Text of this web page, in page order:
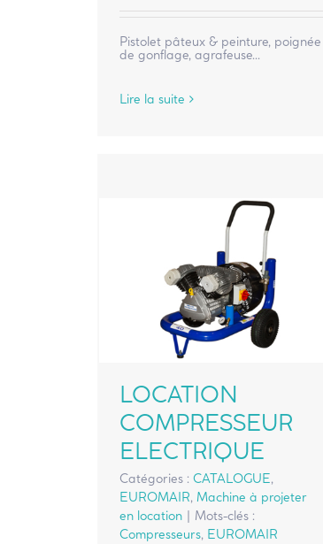
Pistolet pâteux & peinture, poignée
de gonflage, agrafeuse...
Lire la suite
LOCATION
COMPRESSEUR
ELECTRIQUE
Catégories :CATALOGUE,
EUROMAIR, Machine à projeter
en location | Mots-clés :
Compresseurs, EUROMAIR